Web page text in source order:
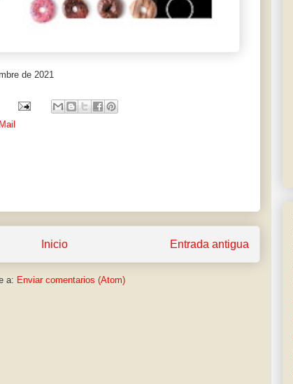
de 2021
Entrada antigua
Inicio
a: Enviar comentarios (Atom)